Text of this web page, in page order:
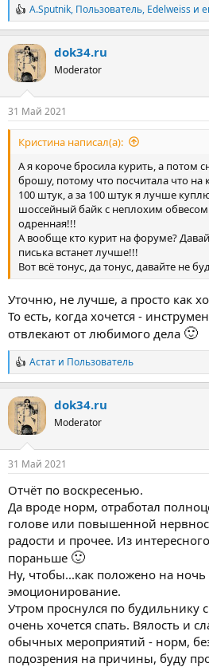
Идём дальше
Р
е
к
ц
и
A.Sputnik, Пользователь, Edelweiss и
dok34.ru
Moderator
31 Май 2021
Кристина написал(а):
А я короче бросила курить, а потом
брошу, потому что посчитала что на
100 штук, а за 100 штук я лучше
шоссейный байк с неплохим
одренная!!!
А вообще кто курит на форуме?
писька встанет лучше!!!
Вот всё тонус, да тонус, давайте не
Уточню, не лучше, а просто как
То есть, когда хочется -
отвлекают от любимого дела 🙂
Р
е
к
ц
и
Астат и Пользователь
dok34.ru
Moderator
31 Май 2021
Отчёт по воскресенью.
Да вроде норм, отработал
голове или повышенной
радости и прочее. Из
пораньше 🙂
Ну, чтобы...как положено на ночь
эмоционирование.
Утром проснулся по будильнику
очень хочется спать. Вялость и
обычных мероприятий - норм, без
подозрения на причины, буду